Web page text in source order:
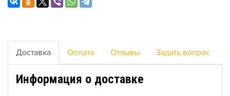
Доставка Оплата Отзывы Задать вопрос
Информация о доставке